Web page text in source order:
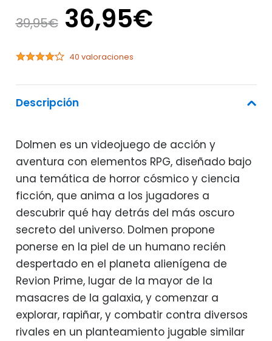
39,95€ El
precio
original
era:
39,95€.
36,95€El
precio
36,95€.
40 valoraciones
Descripción
Dolmen es un videojuego de acción y
aventura con elementos RPG, diseñado bajo
una temática de horror cósmico y ciencia
ficción, que anima a los jugadores a
descubrir qué hay detrás del más oscuro
secreto del universo. Dolmen propone
ponerse en la piel de un humano recién
despertado en el planeta alienígena de
Revion Prime, lugar de la mayor de la
masacres de la galaxia, y comenzar a
explorar, rapiñar, y combatir contra diversos
rivales en un planteamiento jugable similar